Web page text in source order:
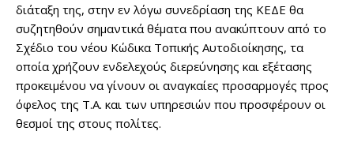
διάταξη της, στην εν λόγω συνεδρίαση της ΚΕΔΕ θα
συζητηθούν σημαντικά θέματα που ανακύπτουν από το
Σχέδιο του νέου Κώδικα Τοπικής Αυτοδιοίκησης, τα
οποία χρήζουν ενδελεχούς διερεύνησης και εξέτασης
προκειμένου να γίνουν οι αναγκαίες προσαρμογές προς
όφελος της Τ.Α. και των υπηρεσιών που προσφέρουν οι
θεσμοί της στους πολίτες.